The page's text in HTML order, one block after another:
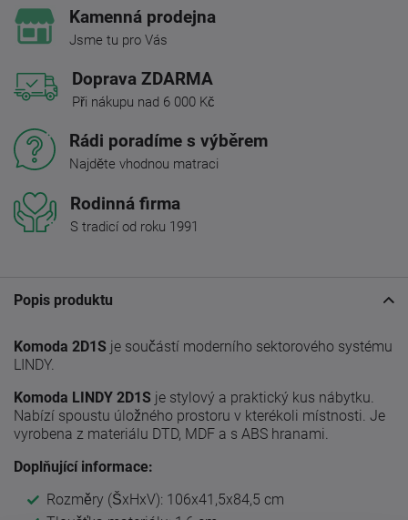
Kamenná prodejna
Jsme tu pro Vás
Doprava ZDARMA
Při nákupu nad 6 000 Kč
Rádi poradíme s výběrem
Najděte vhodnou matraci
Rodinná firma
S tradicí od roku 1991
Popis produktu
Komoda 2D1S je součástí moderního sektorového systému
LINDY.
Komoda LINDY 2D1S je stylový a praktický kus nábytku.
Nabízí spoustu úložného prostoru v kterékoli místnosti. Je
vyrobena z materiálu DTD, MDF a s ABS hranami.
Doplňující informace:
Rozměry (ŠxHxV): 106x41,5x84,5 cm